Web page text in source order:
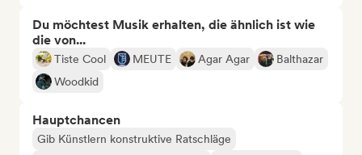
Du möchtest Musik erhalten, die ähnlich ist wie
die von...
Tiste Cool MEUTE Agar Agar
Balthazar
Woodkid
Hauptchancen
Gib Künstlern konstruktive Ratschläge